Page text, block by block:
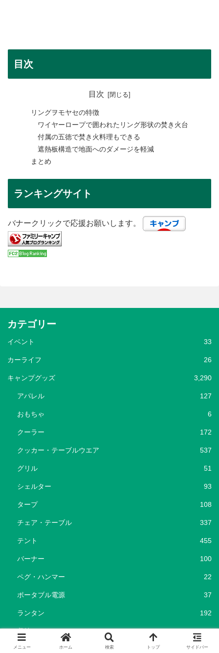
目次
目次
リングヲモヤセの特徴
ワイヤーロープで囲われたリング形状の焚き火台
付属の五徳で焚き火料理もできる
遮熱板構造で地面へのダメージを軽減
まとめ
ランキングサイト
バナークリックで応援お願いします。
カテゴリー
イベント 33
カーライフ 26
キャンプグッズ 3,290
アパレル 127
おもちゃ 6
クーラー 172
クッカー・テーブルウエア 537
グリル 51
シェルター 93
タープ 108
チェア・テーブル 337
テント 455
バーナー 100
ペグ・ハンマー 22
ポータブル電源 37
ランタン 192
収納 362
寝袋・コット 215
メニュー ホーム 検索 トップ サイドバー